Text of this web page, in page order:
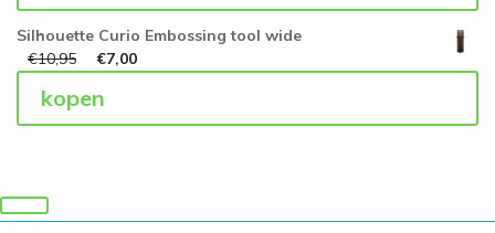
Silhouette Curio Embossing tool wide
€10,95 €7,00
kopen